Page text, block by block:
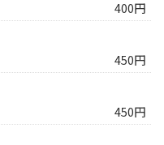
400円
450円
450円